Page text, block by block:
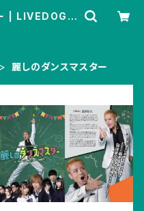
| LIVEDOG S
麗しのダンスマスター